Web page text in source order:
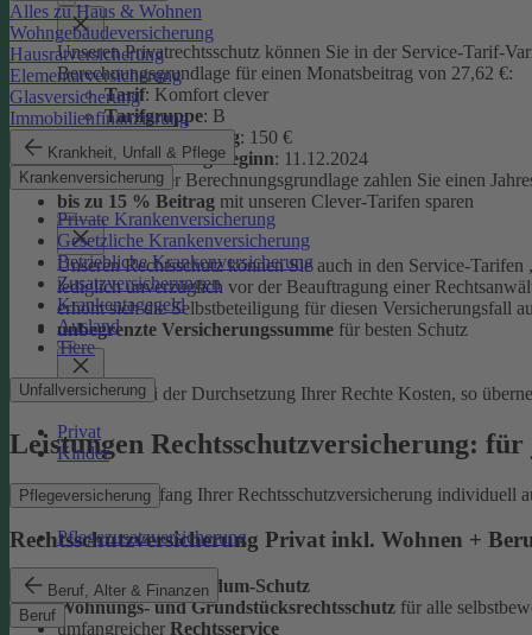
Alles zu Haus & Wohnen
Wohngebäudeversicherung
Hausratversicherung
Elementarversicherung
Glasversicherung
Immobilienfinanzierung
Krankheit, Unfall & Pflege
Krankenversicherung
Private Krankenversicherung
Gesetzliche Krankenversicherung
Betriebliche Krankenversicherung
Zusatzversicherungen
Krankentagegeld
Ausland
Tiere
Unfallversicherung
Privat
Kinder
Pflegeversicherung
Pflegezusatzversicherung
Beruf, Alter & Finanzen
Beruf
Unseren Privatrechtsschutz können Sie in der Service-Tarif-
Berechnungsgrundlage für einen Monatsbeitrag von 27,62 €:
Tarif: Komfort clever
Tarifgruppe: B
Selbstbeteiligung: 150 €
Versicherungsbeginn: 11.12.2024
Auf Basis dieser Berechnungsgrundlage zahlen Sie einen
bis zu 15 % Beitrag mit unseren Clever-Tarifen sparen
Unseren Rechtsschutz können Sie auch in den Service-
lediglich unverzüglich vor der Beauftragung einer
erhöht sich die Selbstbeteiligung für diesen Versicherungsfall
unbegrenzte Versicherungssumme für besten Schutz
Entstehen bei der Durchsetzung Ihrer Rechte Kosten, so
Leistungen Rechtsschutzversicherung:
Sie können den Umfang Ihrer Rechtsschutzversicherung
Rechtsschutzversicherung Privat inkl. Wohnen +
leistungsstarkerRundum-Schutz
Wohnungs- und Grundstücksrechtsschutz für alle
umfangreicher Rechtsservice